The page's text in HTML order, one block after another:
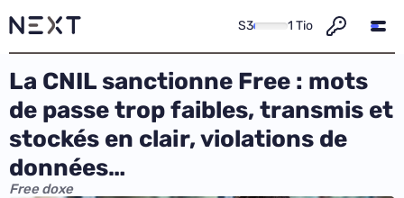
S3 1 Tio
La CNIL sanctionne Free : mots
de passe trop faibles, transmis et
stockés en clair, violations de
données…
Free doxe